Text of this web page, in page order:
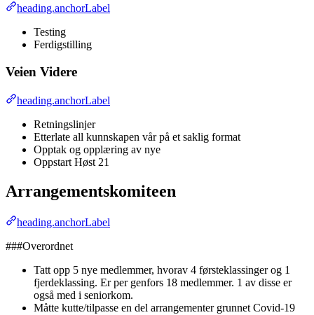
heading.anchorLabel
Testing
Ferdigstilling
Veien Videre
heading.anchorLabel
Retningslinjer
Etterlate all kunnskapen vår på et saklig format
Opptak og opplæring av nye
Oppstart Høst 21
Arrangementskomiteen
heading.anchorLabel
###Overordnet
Tatt opp 5 nye medlemmer, hvorav 4 førsteklassinger og 1
fjerdeklassing. Er per genfors 18 medlemmer. 1 av disse er
også med i seniorkom.
Måtte kutte/tilpasse en del arrangementer grunnet Covid-19